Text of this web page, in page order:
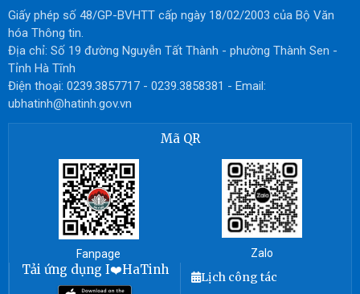
Giấy phép số 48/GP-BVHTT cấp ngày 18/02/2003 của Bộ Văn
hóa Thông tin.
Địa chỉ: Số 19 đường Nguyễn Tất Thành - phường Thành Sen -
Tỉnh Hà Tĩnh
Điện thoại: 0239.3857717 - 0239.3858381 - Email:
ubhatinh@hatinh.gov.vn
Mã QR
Fanpage Zalo
Tải ứng dụng I❤️HaTinh
Lịch công tác